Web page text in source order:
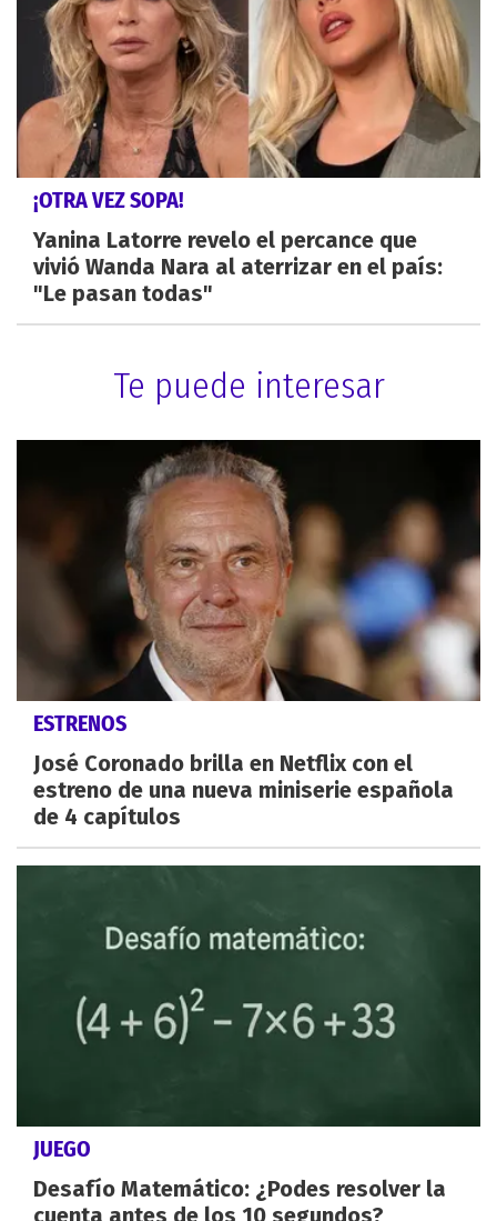
¡OTRA VEZ SOPA!
Yanina Latorre revelo el percance que
vivió Wanda Nara al aterrizar en el país:
"Le pasan todas"
Te puede interesar
ESTRENOS
José Coronado brilla en Netflix con el
estreno de una nueva miniserie española
de 4 capítulos
JUEGO
Desafío Matemático: ¿Podes resolver la